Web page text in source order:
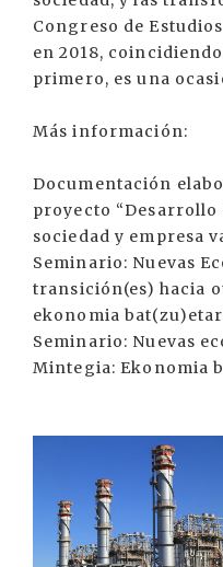
Congreso de
en 2018,
primero, es una
Más información:
Documentación
proyecto “Desarrollo
sociedad y empresa
Seminario: Nuevas
transición(es) hacia
ekonomia
Seminario: Nuevas
Mintegia: Ekonomia